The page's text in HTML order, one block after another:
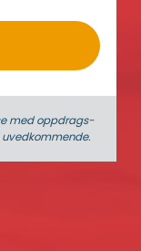
med oppdrags­
uvedkommende.